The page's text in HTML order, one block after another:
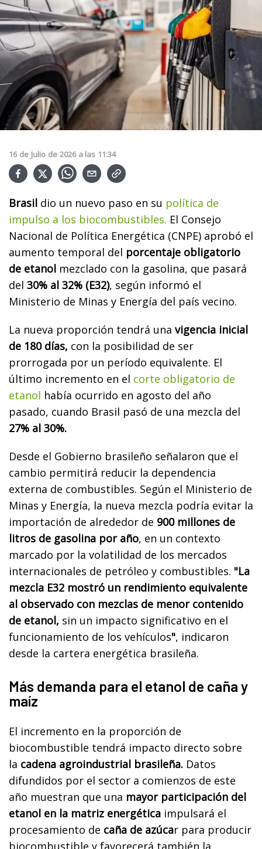
16 de Julio de 2026 a las 11:34
Brasil dio un nuevo paso en su política de
impulso a los biocombustibles. El Consejo
Nacional de Política Energética (CNPE) aprobó el
aumento temporal del porcentaje obligatorio
de etanol mezclado con la gasolina, que pasará
del 30% al 32% (E32), según informó el
Ministerio de Minas y Energía del país vecino.
La nueva proporción tendrá una vigencia inicial
de 180 días, con la posibilidad de ser
prorrogada por un período equivalente. El
último incremento en el corte obligatorio de
etanol había ocurrido en agosto del año
pasado, cuando Brasil pasó de una mezcla del
27% al 30%.
Desde el Gobierno brasileño señalaron que el
cambio permitirá reducir la dependencia
externa de combustibles. Según el Ministerio de
Minas y Energía, la nueva mezcla podría evitar la
importación de alrededor de 900 millones de
litros de gasolina por año, en un contexto
marcado por la volatilidad de los mercados
internacionales de petróleo y combustibles. "La
mezcla E32 mostró un rendimiento equivalente
al observado con mezclas de menor contenido
de etanol, sin un impacto significativo en el
funcionamiento de los vehículos", indicaron
desde la cartera energética brasileña.
Más demanda para el etanol de caña y
maíz
El incremento en la proporción de
biocombustible tendrá impacto directo sobre
la cadena agroindustrial brasileña. Datos
difundidos por el sector a comienzos de este
año muestran que una mayor participación del
etanol en la matriz energética impulsará el
procesamiento de caña de azúcar para producir
biocombustible y favorecerá también la